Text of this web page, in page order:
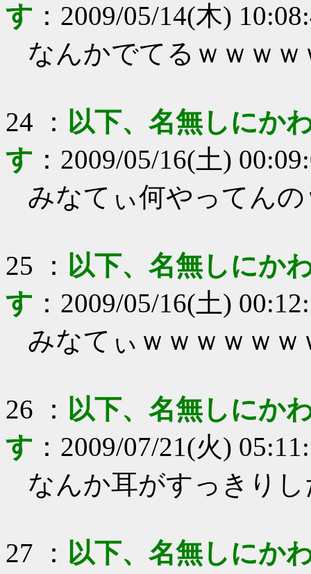
す ： 2009/05/14(木)
なんかでてるｗｗｗｗ
24 ： 以下、名無しにか
す ： 2009/05/16(土)
みなてぃ何やってんの
25 ： 以下、名無しにか
す ： 2009/05/16(土)
みなてぃｗｗｗｗｗｗ
26 ： 以下、名無しにか
す ： 2009/07/21(火)
なんか耳がすっきり
27 ： 以下、名無しにか